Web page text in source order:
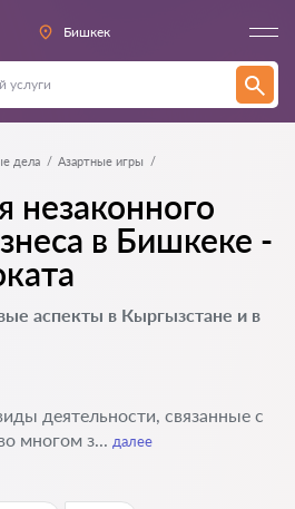
Бишкек
дела Азартные игры
незаконного
в Бишкеке -
аспекты в Кыргызстане и в
деятельности, связанные с
многом з... далее